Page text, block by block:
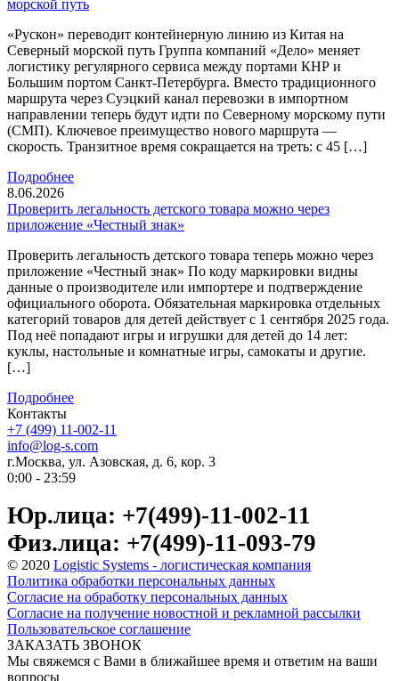
морской путь
«Рускон» переводит контейнерную линию из Китая на
Северный морской путь Группа компаний «Дело» меняет
логистику регулярного сервиса между портами КНР и
Большим портом Санкт-Петербурга. Вместо традиционного
маршрута через Суэцкий канал перевозки в импортном
направлении теперь будут идти по Северному морскому пути
(СМП). Ключевое преимущество нового маршрута —
скорость. Транзитное время сокращается на треть: с 45 […]
Подробнее
8.06.2026
Проверить легальность детского товара можно через
приложение «Честный знак»
Проверить легальность детского товара теперь можно через
приложение «Честный знак» По коду маркировки видны
данные о производителе или импортере и подтверждение
официального оборота. Обязательная маркировка отдельных
категорий товаров для детей действует с 1 сентября 2025 года.
Под неё попадают игры и игрушки для детей до 14 лет:
куклы, настольные и комнатные игры, самокаты и другие.
[…]
Подробнее
Контакты
+7 (499) 11-002-11
info@log-s.com
г.Москва, ул. Азовская, д. 6, кор. 3
0:00 - 23:59
Юр.лица: +7(499)-11-002-11
Физ.лица: +7(499)-11-093-79
© 2020 Logistic Systems - логистическая компания
Политика обработки персональных данных
Согласие на обработку персональных данных
Согласие на получение новостной и рекламной рассылки
Пользовательское соглашение
ЗАКАЗАТЬ ЗВОНОК
Мы свяжемся с Вами в ближайшее время и ответим на ваши
вопросы